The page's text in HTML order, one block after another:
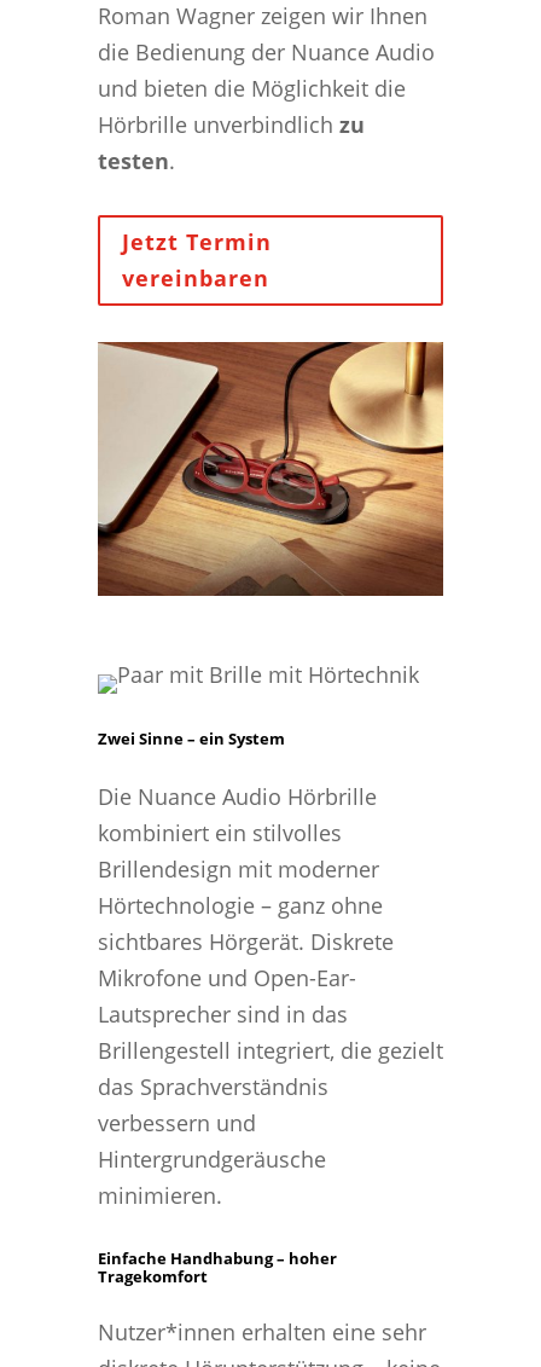
Roman Wagner zeigen wir Ihnen
die Bedienung der Nuance Audio
und bieten die Möglichkeit die
Hörbrille unverbindlich zu
testen.
Jetzt Termin
vereinbaren
Zwei Sinne – ein System
Die Nuance Audio Hörbrille
kombiniert ein stilvolles
Brillendesign mit moderner
Hörtechnologie – ganz ohne
sichtbares Hörgerät. Diskrete
Mikrofone und Open-Ear-
Lautsprecher sind in das
Brillengestell integriert, die gezielt
das Sprachverständnis
verbessern und
Hintergrundgeräusche
minimieren.
Einfache Handhabung – hoher
Tragekomfort
Nutzer*innen erhalten eine sehr